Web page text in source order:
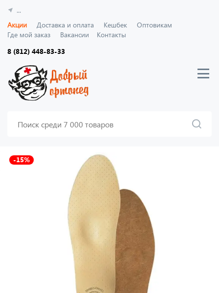
...
Акции
Доставка и оплата Кешбек
Оптовикам
Где мой заказ
Вакансии
Контакты
8 (812) 448-83-33
-15%